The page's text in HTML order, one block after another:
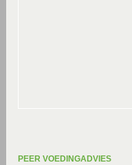
PEER VOEDINGADVIES